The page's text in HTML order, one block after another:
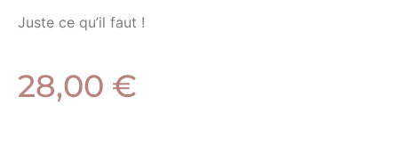
Juste ce qu’il faut !
28,00 €